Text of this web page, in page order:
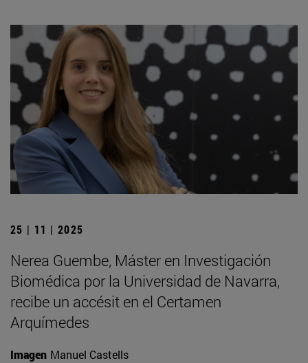
25 | 11 | 2025
Nerea Guembe, Máster en Investigación
Biomédica por la Universidad de Navarra,
recibe un accésit en el Certamen
Arquímedes
Imagen Manuel Castells